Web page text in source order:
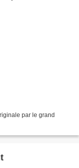
par le grand